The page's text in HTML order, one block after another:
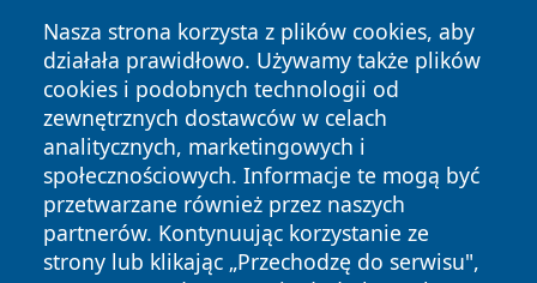
Nasza strona korzysta z plików cookies, aby
działała prawidłowo. Używamy także plików
cookies i podobnych technologii od
zewnętrznych dostawców w celach
analitycznych, marketingowych i
społecznościowych. Informacje te mogą być
przetwarzane również przez naszych
partnerów. Kontynuując korzystanie ze
strony lub klikając „Przechodzę do serwisu",
Copyright © 2026 myslowicki24.pl Wszystkie prawa
zastrzeżone.
News Autorzy
Polityka
Prywatności
Polityka
Cookies